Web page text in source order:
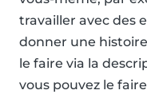
travailler avec des
donner une
le faire via la
vous pouvez le